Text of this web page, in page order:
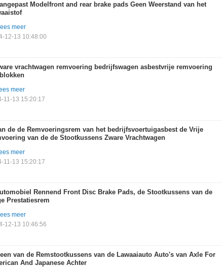
Modelfront and rear brake pads Geen Weerstand van het
meer
12-13 10:48:00
vrachtwagen remvoering bedrijfswagen asbestvrije remvoering
meer
11-13 15:20:17
de de Remvoeringsrem van het bedrijfsvoertuigasbest de Vrije
van de de Stootkussens Zware Vrachtwagen
meer
11-13 15:20:17
Rennend Front Disc Brake Pads, de Stootkussens van de
Prestatiesrem
meer
12-13 10:46:56
van de Remstootkussens van de Lawaaiauto Auto's van Axle For
And Japanese Achter